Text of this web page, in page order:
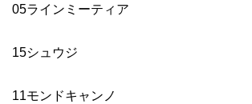
05ラインミーティア
15シュウジ
11モンドキャンノ